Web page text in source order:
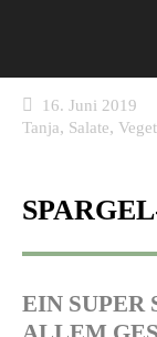
16. Juni 2019
Tanja, Salate,
EIN SUPER